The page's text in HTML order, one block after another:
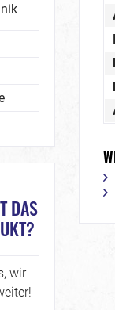
DAS
wir